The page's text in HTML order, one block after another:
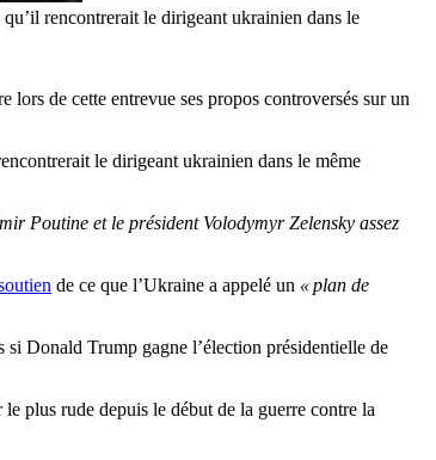
rencontrerait le dirigeant ukrainien dans le
de cette entrevue ses propos controversés sur un
le dirigeant ukrainien dans le même
Poutine et le président Volodymyr Zelensky assez
de ce que l’Ukraine a appelé un « plan de
si Donald Trump gagne l’élection présidentielle de
le plus rude depuis le début de la guerre contre la